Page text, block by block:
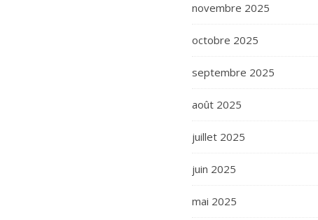
novembre 2025
octobre 2025
septembre 2025
août 2025
juillet 2025
juin 2025
mai 2025